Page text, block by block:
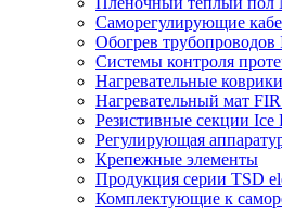
Саморегулирующие
Обогрев трубопроводов
Системы контроля
Нагревательные
Нагревательный мат
Резистивные секции Ice
Регулирующая
Крепежные элементы
Продукция серии TSD
Комплектующие к